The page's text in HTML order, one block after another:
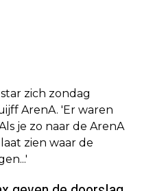
zich zondag
ArenA. 'Er waren
je zo naar de ArenA
zien waar de